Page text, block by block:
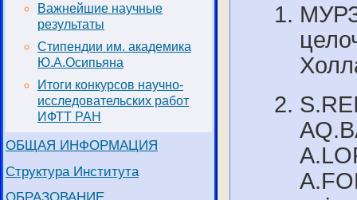
Важнейшие научные
результаты
Стипендии им. академика
Ю.А.Осипьяна
Итоги конкурсов научно-
исследовательских работ
ИФТТ РАН
ОБЩАЯ ИНФОРМАЦИЯ
Структура Института